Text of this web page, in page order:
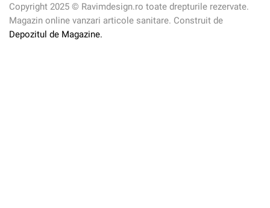
Copyright 2025 © Ravimdesign.ro toate drepturile rezervate.
Magazin online vanzari articole sanitare. Construit de
Depozitul de Magazine.